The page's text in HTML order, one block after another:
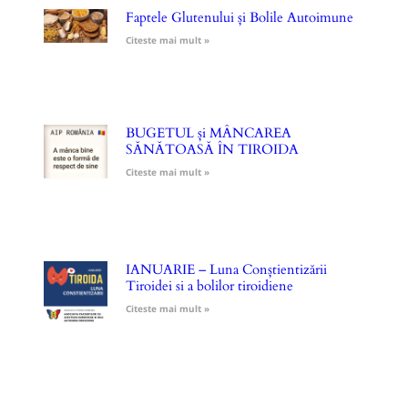
Faptele Glutenului și Bolile Autoimune
Citeste mai mult »
BUGETUL și MÂNCAREA
SĂNĂTOASĂ ÎN TIROIDA
Citeste mai mult »
IANUARIE – Luna Conștientizării
Tiroidei si a bolilor tiroidiene
Citeste mai mult »